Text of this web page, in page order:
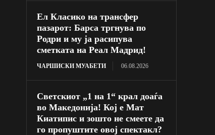
Ел Класико на трансфер
пазарот: Барса тргнува по
Родри и му ја расипува
сметката на Реал Мадрид!
ЧАРШИСКИ МУАБЕТИ 06.08.2026
Светскиот „1 на 1“ крал доаѓа
во Македонија! Кој е Мат
Киатипис и зошто не смеете да
го пропуштите овој спектакл?